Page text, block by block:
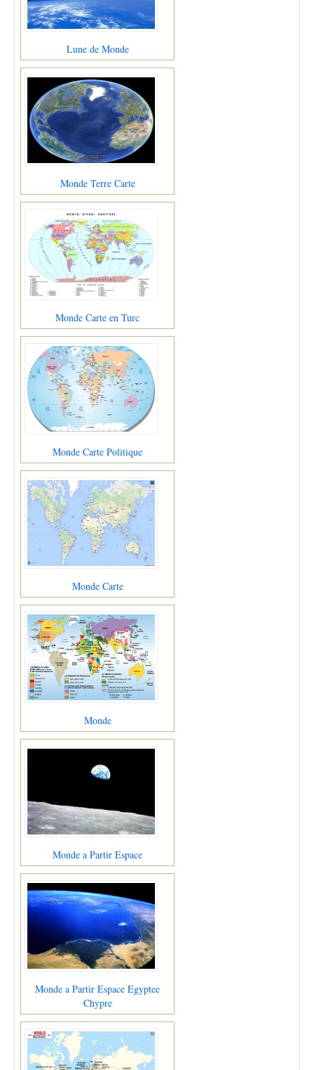
Lune de Monde
Monde Terre Carte
Monde Carte en Turc
Monde Carte Politique
Monde Carte
Monde
Monde a Partir Espace
Monde a Partir Espace Egyptee
Chypre